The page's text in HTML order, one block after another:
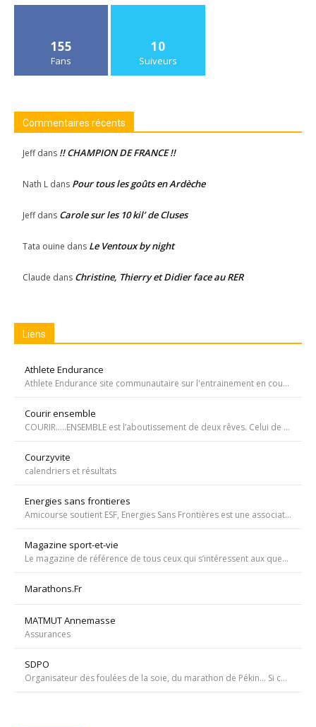
155
Fans
10
Suiveurs
Commentaires récents
Jeffdans !! CHAMPION DE FRANCE !!
Nath L dans Pour tous les goûts en Ardèche
Jeffdans Carole sur les 10 kil’ de Cluses
Tata ouine dans Le Ventoux by night
Claude dans Christine, Thierry et Didier face au RER
Liens
Athlete Endurance
Athlete Endurance site communautaire sur l'entrainement en course à pied
Courir ensemble
COURIR…..ENSEMBLE est l’aboutissement de deux rêves. Celui de Tiffany qui, malgré une tumeur à la jambe voulait participer à la course de l’Escalade et celui de Carole, animatrice bénévole de l’atelier de bricolage du service d’oncopédiatrie de l’Hôpital
Courzyvite
calendriers et résultats
Energies sans frontieres
Amicourse soutient ESF, Energies Sans Frontières est une association ayant pour objet l'aide au développement des pays les plus pauvres en favorisant l'accès à l'eau et à l'électricité
Magazine sport-et-vie
Le magazine de référence de tous ceux qui s’intéressent aux questions d’entraînement, de nutrition, de dopage, de physiologie, de psychologie et de médecine du sport.
Marathons.Fr
MATMUT Annemasse
Assurances
SDPO
Organisateur des foulées de la soie, du marathon de Pékin... Si courir était notre seul but, nous passerions à côté de moments inoubliables ». Depuis 1996 SDPOrganisation, spécialiste de la course aventure à vocation sportive et culturelle